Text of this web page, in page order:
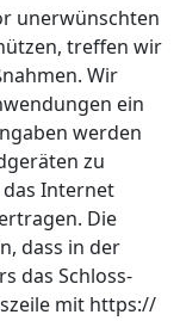
unerwünschten
treffen wir
Wir
ein
werden
zu
Internet
Die
dass in der
das Schloss-
mit https://